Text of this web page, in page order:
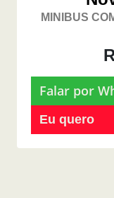
MINIBUS
Falar por
Eu quero